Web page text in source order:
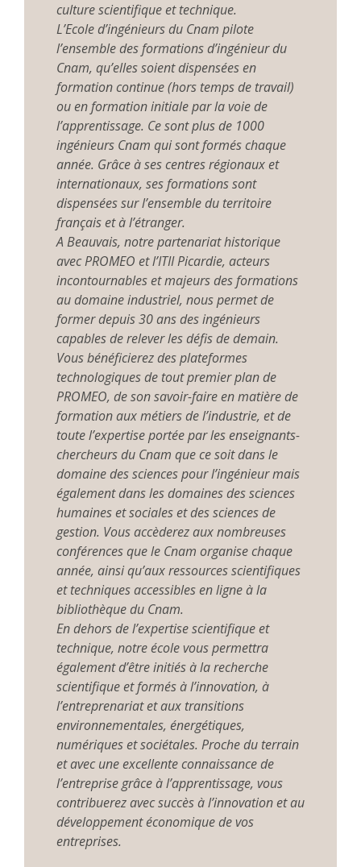
culture scientifique et technique.
L’Ecole d’ingénieurs du Cnam pilote
l’ensemble des formations d’ingénieur du
Cnam, qu’elles soient dispensées en
formation continue (hors temps de travail)
ou en formation initiale par la voie de
l’apprentissage. Ce sont plus de 1000
ingénieurs Cnam qui sont formés chaque
année. Grâce à ses centres régionaux et
internationaux, ses formations sont
dispensées sur l’ensemble du territoire
français et à l’étranger.
A Beauvais, notre partenariat historique
avec PROMEO et l’ITII Picardie, acteurs
incontournables et majeurs des formations
au domaine industriel, nous permet de
former depuis 30 ans des ingénieurs
capables de relever les défis de demain.
Vous bénéficierez des plateformes
technologiques de tout premier plan de
PROMEO, de son savoir-faire en matière de
formation aux métiers de l’industrie, et de
toute l’expertise portée par les enseignants-
chercheurs du Cnam que ce soit dans le
domaine des sciences pour l’ingénieur mais
également dans les domaines des sciences
humaines et sociales et des sciences de
gestion. Vous accèderez aux nombreuses
conférences que le Cnam organise chaque
année, ainsi qu’aux ressources scientifiques
et techniques accessibles en ligne à la
bibliothèque du Cnam.
En dehors de l’expertise scientifique et
technique, notre école vous permettra
également d’être initiés à la recherche
scientifique et formés à l’innovation, à
l’entreprenariat et aux transitions
environnementales, énergétiques,
numériques et sociétales. Proche du terrain
et avec une excellente connaissance de
l’entreprise grâce à l’apprentissage, vous
contribuerez avec succès à l’innovation et au
développement économique de vos
entreprises.